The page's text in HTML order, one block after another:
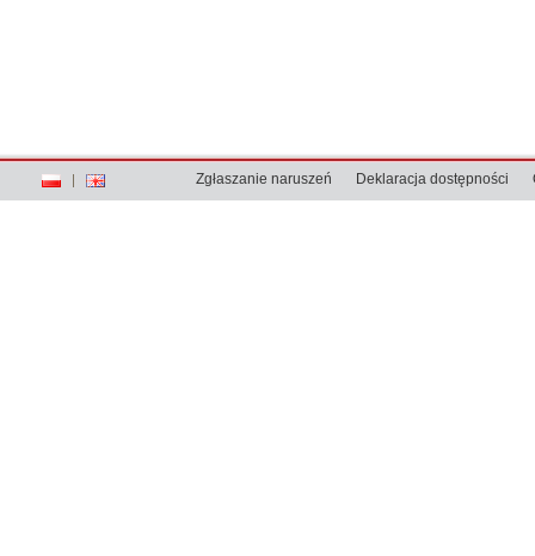
Deklaracja dostępności
Zgłaszanie naruszeń